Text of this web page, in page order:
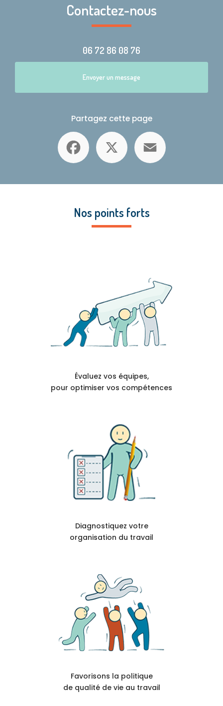
Contactez-nous
06 72 86 08 76
Envoyer un message
Partagez cette page
Facebook
Nos points forts
Évaluez vos équipes,
pour optimiser vos compétences
Diagnostiquez votre
organisation du travail
Favorisons la politique
de qualité de vie au travail